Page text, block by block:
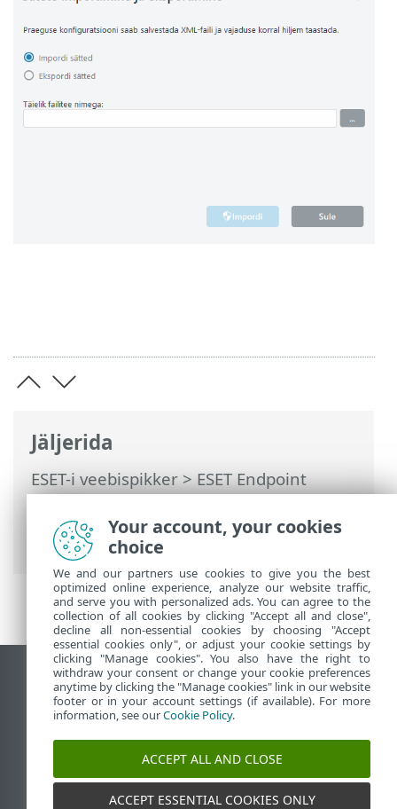
Jäljerida
ESET-i veebispikker>ESET Endpoint
Antivirus>Toote ESET Endpoint Antivirus
kasutamine>Häälestus> Sätete
importimine ja eksportimine
Vaata tavaarvutile mõeldud veebilehte
End of Life
ESET-i teabebaas
ESET-i foorum
ESET Status Portal
Piirkondlik tugi
Your account, your cookies
choice
We and our partners use cookies to give you the best
optimized online experience, analyze our website traffic,
and serve you with personalized ads. You can agree to the
collection of all cookies by clicking "Accept all and close",
decline all non-essential cookies by choosing "Accept
essential cookies only", or adjust your cookie settings by
clicking "Manage cookies". You also have the right to
withdraw your consent or change your cookie preferences
anytime by clicking the "Manage cookies" link in our website
footer or in your account settings (if available). For more
information, see ourCookie Policy.
ACCEPT ALL AND CLOSE
ACCEPT ESSENTIAL COOKIES ONLY